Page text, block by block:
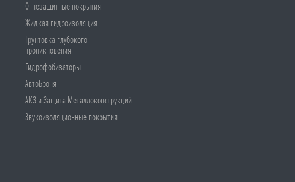
Огнезащитные покрытия
Жидкая гидроизоляция
Грунтовка глубокого
проникновения
Гидрофобизаторы
АвтоБроня
АКЗ и Защита Металлоконструкций
Звукоизоляционные покрытия